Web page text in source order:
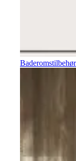
Baderomstilbehør